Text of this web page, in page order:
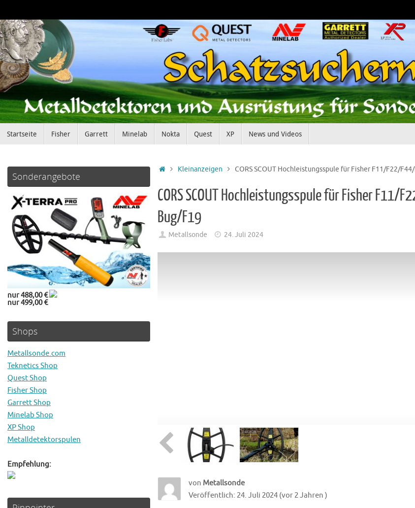
Inhalt
springen
Inhalt
Startseite Fisher Garrett Minelab Nokta Quest XP News und Videos
Startseite
Kleinanzeigen CORS SCOUT Hochleistungsspule für Fisher F11/F22/
CORS SCOUT Hochleistungsspule für Fisher F11/
Bug/F19
Metallsonde 24. Juli 2024
von Metallsonde
Veröffentlich: 24. Juli 2024 (vor 2 Jahren )
Sonderangebote
nur 488,00 €
nur 499,00 €
Shops
Metallsonde.com
Teknetics Shop
Quest Shop
Fisher Shop
Garrett Shop
Minelab Shop
XP Shop
Metalldetektorspulen
Empfehlung: